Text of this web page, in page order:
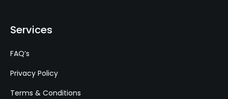
Services
FAQ’s
Privacy Policy
Terms & Conditions